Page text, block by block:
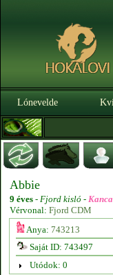
Lónevelde
Abbie
9 éves - Fjord kisló - Kanca
Vérvonal: Fjord CDM
Anya: 743213
Saját ID: 743497
Utódok: 0